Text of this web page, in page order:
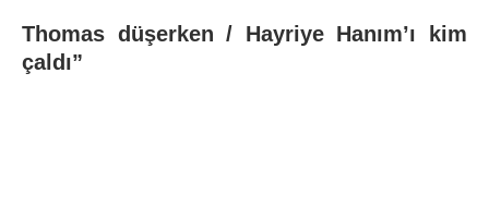
Thomas düşerken / Hayriye Hanım’ı kim
çaldı”